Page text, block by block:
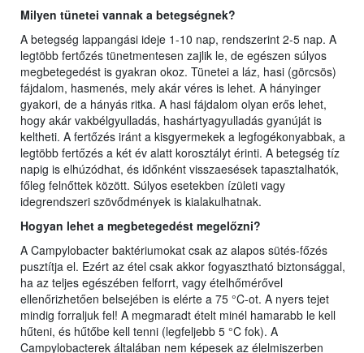
Milyen tünetei vannak a betegségnek?
A betegség lappangási ideje 1-10 nap, rendszerint 2-5 nap. A
legtöbb fertőzés tünetmentesen zajlik le, de egészen súlyos
megbetegedést is gyakran okoz. Tünetei a láz, hasi (görcsös)
fájdalom, hasmenés, mely akár véres is lehet. A hányinger
gyakori, de a hányás ritka. A hasi fájdalom olyan erős lehet,
hogy akár vakbélgyulladás, hashártyagyulladás gyanúját is
keltheti. A fertőzés iránt a kisgyermekek a legfogékonyabbak, a
legtöbb fertőzés a két év alatt korosztályt érinti. A betegség tíz
napig is elhúzódhat, és időnként visszaesések tapasztalhatók,
főleg felnőttek között. Súlyos esetekben ízületi vagy
idegrendszeri szövődmények is kialakulhatnak.
Hogyan lehet a megbetegedést megelőzni?
A Campylobacter baktériumokat csak az alapos sütés-főzés
pusztítja el. Ezért az étel csak akkor fogyasztható biztonsággal,
ha az teljes egészében felforrt, vagy ételhőmérővel
ellenőrizhetően belsejében is elérte a 75 °C-ot. A nyers tejet
mindig forraljuk fel! A megmaradt ételt minél hamarabb le kell
hűteni, és hűtőbe kell tenni (legfeljebb 5 °C fok). A
Campylobacterek általában nem képesek az élelmiszerben